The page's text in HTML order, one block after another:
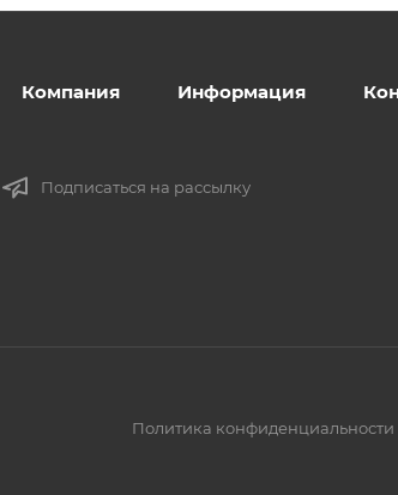
Компания Информация
Подписаться на рассылку
Политика конфиденциальности